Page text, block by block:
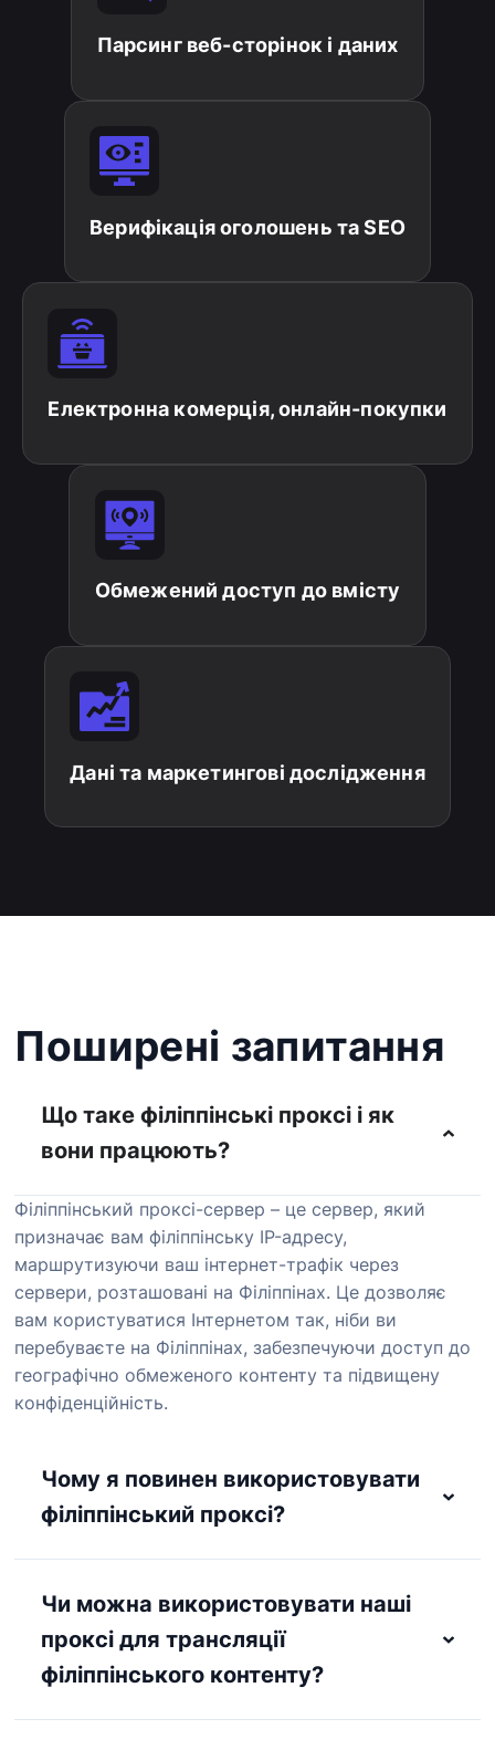
Парсинг веб-сторінок і даних
Верифікація оголошень та SEO
Електронна комерція, онлайн-покупки
Обмежений доступ до вмісту
Дані та маркетингові дослідження
Поширені запитання
Що таке філіппінські проксі і як
вони працюють?
Філіппінський проксі-сервер – це сервер, який
призначає вам філіппінську IP-адресу,
маршрутизуючи ваш інтернет-трафік через
сервери, розташовані на Філіппінах. Це дозволяє
вам користуватися Інтернетом так, ніби ви
перебуваєте на Філіппінах, забезпечуючи доступ до
географічно обмеженого контенту та підвищену
конфіденційність.
Чому я повинен використовувати
філіппінський проксі?
Чи можна використовувати наші
проксі для трансляції
філіппінського контенту?